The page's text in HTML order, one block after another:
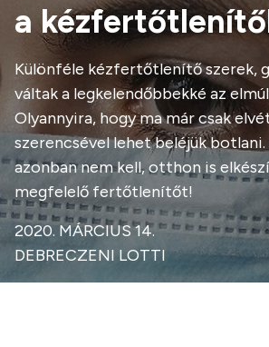
a
Különféle kézfertőtlenítő szerek,
váltak a legkelendőbbekké az
Olyannyira, hogy ma már csak
szerencsével lehet beléjük
azonban nem kell, otthon is
megfelelő fertőtlenítőt!
2020. MÁRCIUS 14.
DEBRECZENI LOTTI